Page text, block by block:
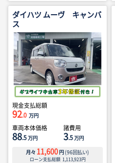
ダイハツ ムーヴ キャンバ
ス
現金支払総額
92.0 万円
車両本体価格
88.5万円
諸費用
3.5万円
月々 11,600 円 (96回払い)
ローン支払総額 1,113,923円